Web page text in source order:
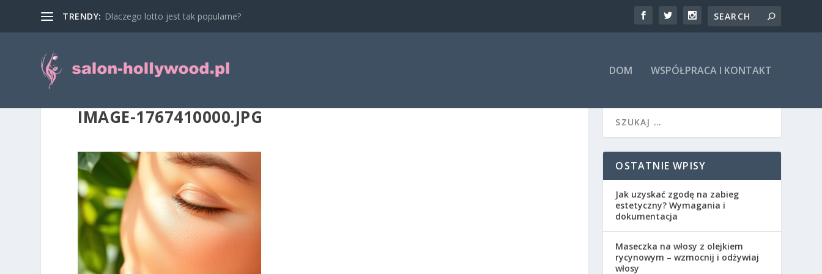
TRENDY: Dlaczego lotto jest tak popularne?
DOM WSPÓŁPRACA I KONTAKT
IMAGE-1767410000.JPG
OSTATNIE WPISY
Jak uzyskać zgodę na zabieg
estetyczny? Wymagania i
dokumentacja
Maseczka na włosy z olejkiem
rycynowym – wzmocnij i odżywiaj
włosy